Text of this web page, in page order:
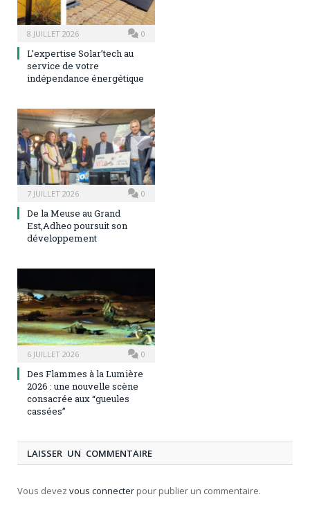
8 JUILLET 2026 0
L’expertise Solar’tech au
service de votre
indépendance énergétique
7 JUILLET 2026 0
De la Meuse au Grand
Est,Adheo poursuit son
développement
6 JUILLET 2026 0
Des Flammes à la Lumière
2026 : une nouvelle scène
consacrée aux “gueules
cassées”
LAISSER UN COMMENTAIRE
Vous devez vous connecter pour publier un commentaire.